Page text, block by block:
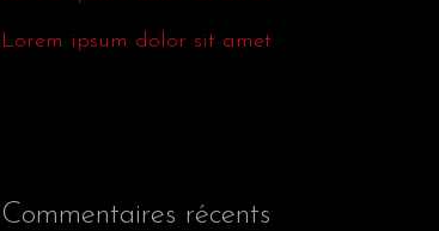
Lorem ipsum dolor sit amet
Commentaires récents